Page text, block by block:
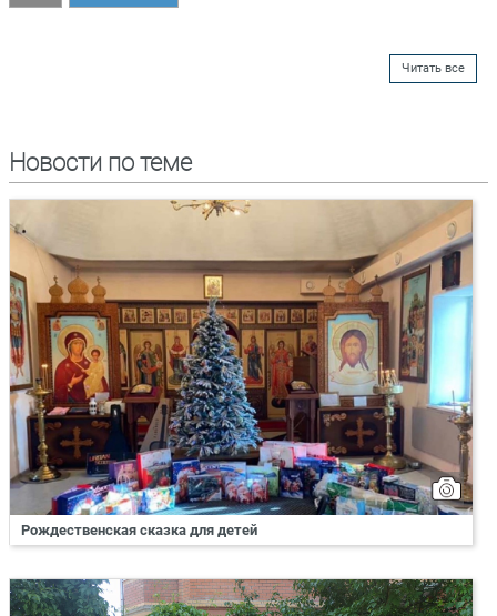
Читать все
Новости по теме
Рождественская сказка для детей